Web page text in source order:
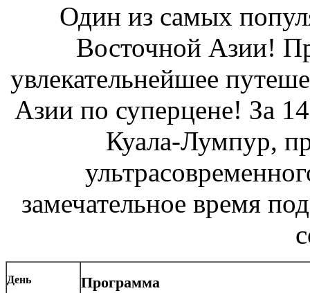
Один из самых
Восточной Азии!
увлекательнейшее
Азии по суперцене! За
Куала-Лумпур,
замечательное время
День Программа